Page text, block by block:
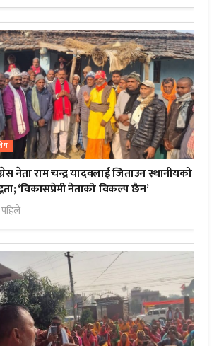
नेता राम चन्द्र यादवलाई जिताउन स्थानीयको
‘विकासप्रेमी नेताको विकल्प छैन’